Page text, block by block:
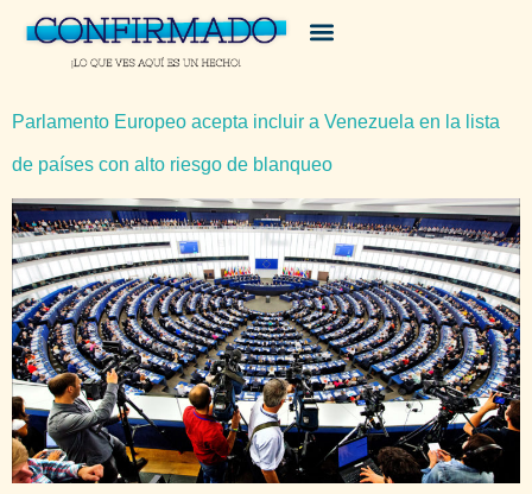
Parlamento Europeo acepta incluir a Venezuela en la lista
de países con alto riesgo de blanqueo